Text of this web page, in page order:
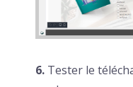
6. Tester le